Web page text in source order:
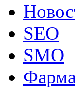
SEO
SMO
Фарма